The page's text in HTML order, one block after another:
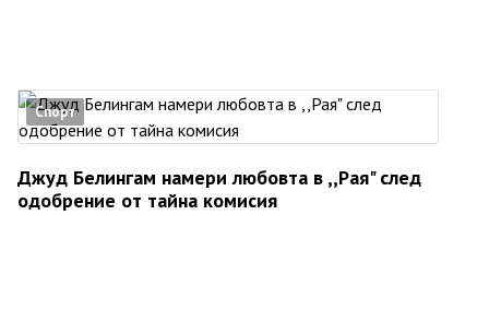
Спорт
Джуд Белингам намери любовта в ,,Рая" след
одобрение от тайна комисия